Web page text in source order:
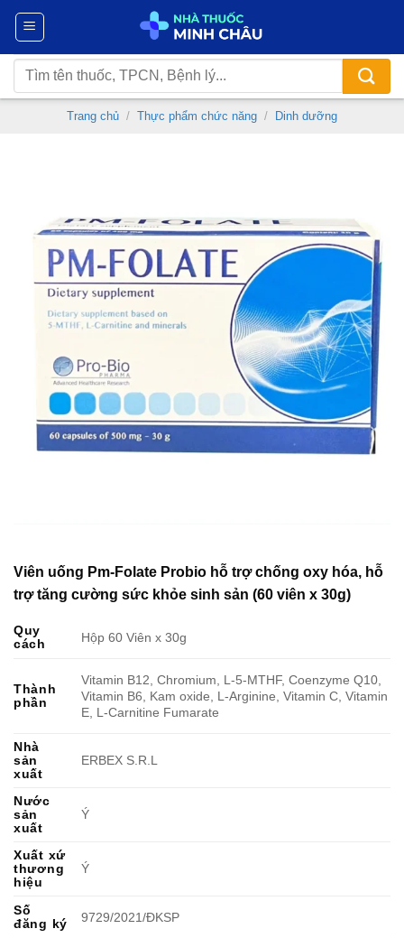
Chuyển
nội
dung
Tìm
kiếm:
Trang chủ / Thực phẩm chức năng / Dinh dưỡng
Viên uống Pm-Folate Probio hỗ trợ chống oxy hóa, hỗ
trợ tăng cường sức khỏe sinh sản (60 viên x 30g)
Quy
cách
Hộp 60 Viên x 30g
Thành
phần
Vitamin B12, Chromium, L-5-MTHF, Coenzyme Q10,
Vitamin B6, Kam oxide, L-Arginine, Vitamin C, Vitamin
E, L-Carnitine Fumarate
Nhà
sản
xuất
ERBEX S.R.L
Nước
sản
xuất
Ý
Xuất xứ
thương
hiệu
Ý
Số
đăng ký
9729/2021/ĐKSP